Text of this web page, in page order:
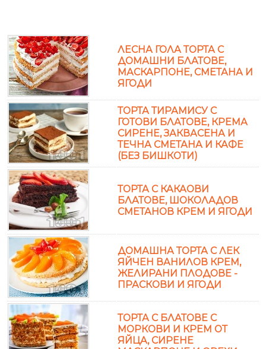
ЛЕСНА ГОЛА ТОРТА С
ДОМАШНИ БЛАТОВЕ,
МАСКАРПОНЕ, СМЕТАНА И
ЯГОДИ
ТОРТА ТИРАМИСУ С
ГОТОВИ БЛАТОВЕ, КРЕМА
СИРЕНЕ, ЗАКВАСЕНА И
ТЕЧНА СМЕТАНА И КАФЕ
(БЕЗ БИШКОТИ)
ТОРТА С КАКАОВИ
БЛАТОВЕ, ШОКОЛАДОВ
СМЕТАНОВ КРЕМ И ЯГОДИ
ДОМАШНА ТОРТА С ЛЕК
ЯЙЧЕН ВАНИЛОВ КРЕМ,
ЖЕЛИРАНИ ПЛОДОВЕ -
ПРАСКОВИ И ЯГОДИ
ТОРТА С БЛАТОВЕ С
МОРКОВИ И КРЕМ ОТ
ЯЙЦА, СИРЕНЕ